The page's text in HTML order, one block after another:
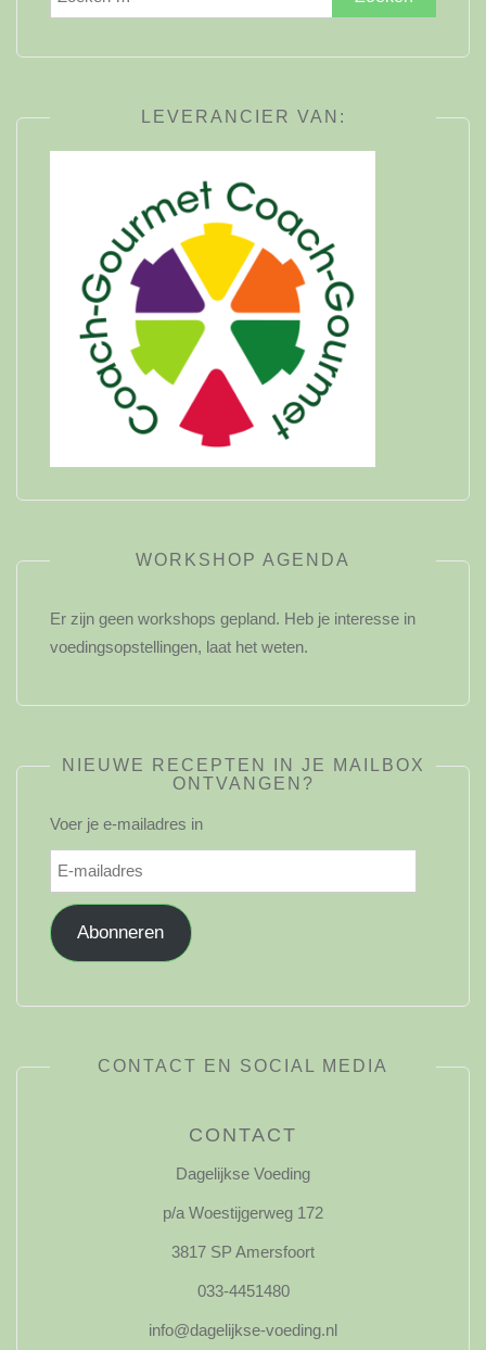
naar:
LEVERANCIER VAN:
WORKSHOP AGENDA
Er zijn geen workshops gepland. Heb je interesse in
voedingsopstellingen, laat het weten.
NIEUWE RECEPTEN IN JE MAILBOX
ONTVANGEN?
Voer je e-mailadres in
E-
mailadres
Abonneren
CONTACT EN SOCIAL MEDIA
CONTACT
Dagelijkse Voeding
p/a Woestijgerweg 172
3817 SP Amersfoort
033-4451480
info@dagelijkse-voeding.nl